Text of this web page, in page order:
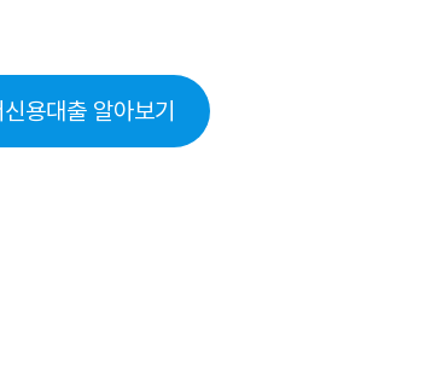
용대출 알아보기